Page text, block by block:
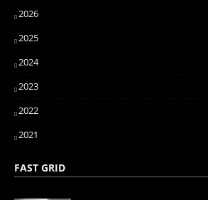
2026
2025
2024
2023
2022
2021
FAST GRID